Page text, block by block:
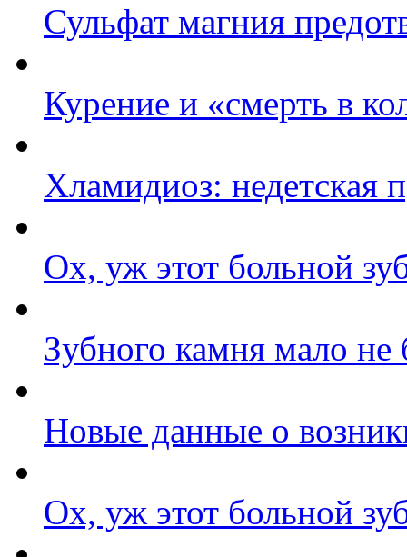
Сульфат магния
Курение и «смерть в
Хламидиоз: недетская
Ох, уж этот больной
Зубного камня мало не
Новые данные о
Ох, уж этот больной